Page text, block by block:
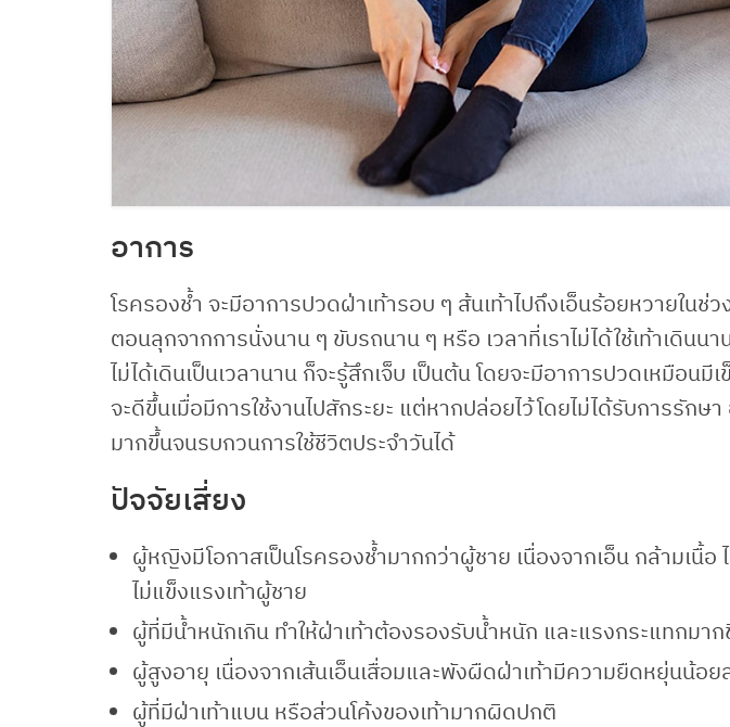
อาการ
โรครองช้ำ จะมีอาการปวดฝ่าเท้ารอบ ๆ ส้นเท้าไปถึงเอ็นร้อยหวายในช่
ตอนลุกจากการนั่งนาน ๆ ขับรถนาน ๆ หรือ เวลาที่เราไม่ได้ใช้เท้าเดินน
ไม่ได้เดินเป็นเวลานาน ก็จะรู้สึกเจ็บ เป็นต้น โดยจะมีอาการปวดเหมือน
จะดีขึ้นเมื่อมีการใช้งานไปสักระยะ แต่หากปล่อยไว้โดยไม่ได้รับการรักษ
มากขึ้นจนรบกวนการใช้ชีวิตประจำวันได้
ปัจจัยเสี่ยง
ผู้หญิงมีโอกาสเป็นโรครองช้ำมากกว่าผู้ชาย เนื่องจากเอ็น กล้ามเนื้อ
ไม่แข็งแรงเท้าผู้ชาย
ผู้ที่มีน้ำหนักเกิน ทำให้ฝ่าเท้าต้องรองรับน้ำหนัก และแรงกระแทกมา
ผู้สูงอายุ เนื่องจากเส้นเอ็นเสื่อมและพังผืดฝ่าเท้ามีความยืดหยุ่นน้อย
ผู้ที่มีฝ่าเท้าแบน หรือส่วนโค้งของเท้ามากผิดปกติ